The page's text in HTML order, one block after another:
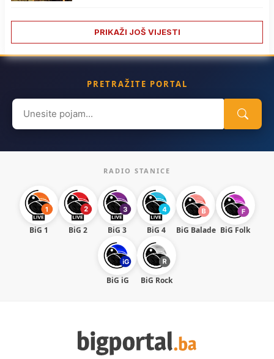
PRIKAŽI JOŠ VIJESTI
PRETRAŽITE PORTAL
Search
for:
RADIO STANICE
BiG 1 BiG 2 BiG 3 BiG 4 BiG Balade BiG Folk
BiG iG BiG Rock